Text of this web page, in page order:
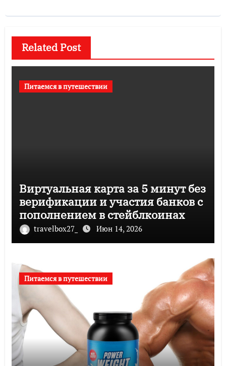
Related Post
Питаемся в путешествии
Виртуальная карта за 5 минут без
верификации и участия банков с
пополнением в стейблкоинах
travelbox27_ Июн 14, 2026
Питаемся в путешествии